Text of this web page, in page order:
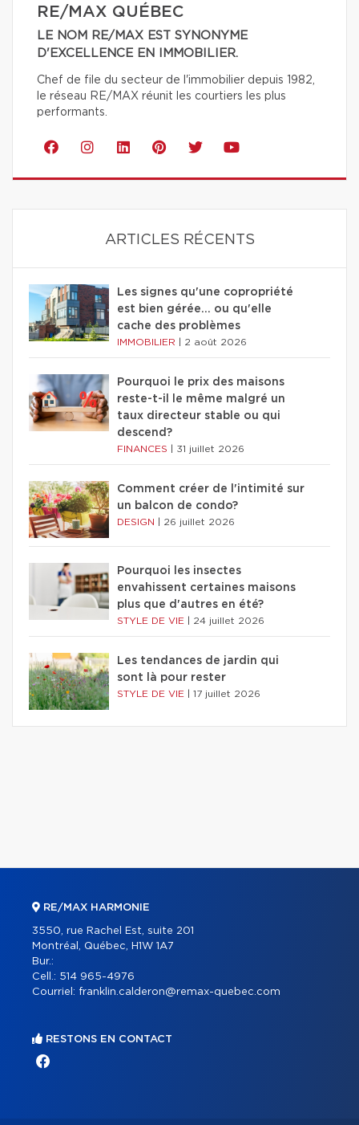
RE/MAX QUÉBEC
LE NOM RE/MAX EST SYNONYME
D'EXCELLENCE EN IMMOBILIER.
Chef de file du secteur de l'immobilier depuis 1982,
le réseau RE/MAX réunit les courtiers les plus
performants.
ARTICLES RÉCENTS
Les signes qu'une copropriété
est bien gérée… ou qu'elle
cache des problèmes
IMMOBILIER 2 août 2026
Pourquoi le prix des maisons
reste-t-il le même malgré un
taux directeur stable ou qui
descend?
FINANCES 31 juillet 2026
Comment créer de l'intimité sur
un balcon de condo?
DESIGN 26 juillet 2026
Pourquoi les insectes
envahissent certaines maisons
plus que d'autres en été?
STYLE DE VIE 24 juillet 2026
Les tendances de jardin qui
sont là pour rester
STYLE DE VIE 17 juillet 2026
RE/MAX HARMONIE
3550, rue Rachel Est, suite 201
Montréal, Québec, H1W 1A7
Bur.:
Cell.: 514 965-4976
Courriel: franklin.calderon@remax-quebec.com
RESTONS EN CONTACT